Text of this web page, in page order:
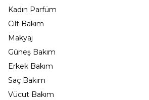
Kadın Parfüm
Cilt Bakım
Makyaj
Güneş Bakım
Erkek Bakım
Saç Bakım
Vücut Bakım